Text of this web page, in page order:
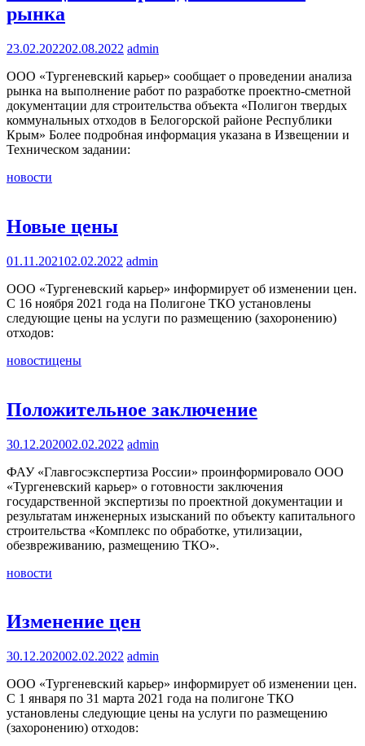
рынка
23.02.202202.08.2022 admin
ООО «Тургеневский карьер» сообщает о проведении анализа
рынка на выполнение работ по разработке проектно-сметной
документации для строительства объекта «Полигон твердых
коммунальных отходов в Белогорской районе Республики
Крым» Более подробная информация указана в Извещении и
Техническом задании:
новости
Новые цены
01.11.202102.02.2022 admin
ООО «Тургеневский карьер» информирует об изменении цен.
С 16 ноября 2021 года на Полигоне ТКО установлены
следующие цены на услуги по размещению (захоронению)
отходов:
новостицены
Положительное заключение
30.12.202002.02.2022 admin
ФАУ «Главгосэкспертиза России» проинформировало ООО
«Тургеневский карьер» о готовности заключения
государственной экспертизы по проектной документации и
результатам инженерных изысканий по объекту капитального
строительства «Комплекс по обработке, утилизации,
обезвреживанию, размещению ТКО».
новости
Изменение цен
30.12.202002.02.2022 admin
ООО «Тургеневский карьер» информирует об изменении цен.
С 1 января по 31 марта 2021 года на полигоне ТКО
установлены следующие цены на услуги по размещению
(захоронению) отходов: